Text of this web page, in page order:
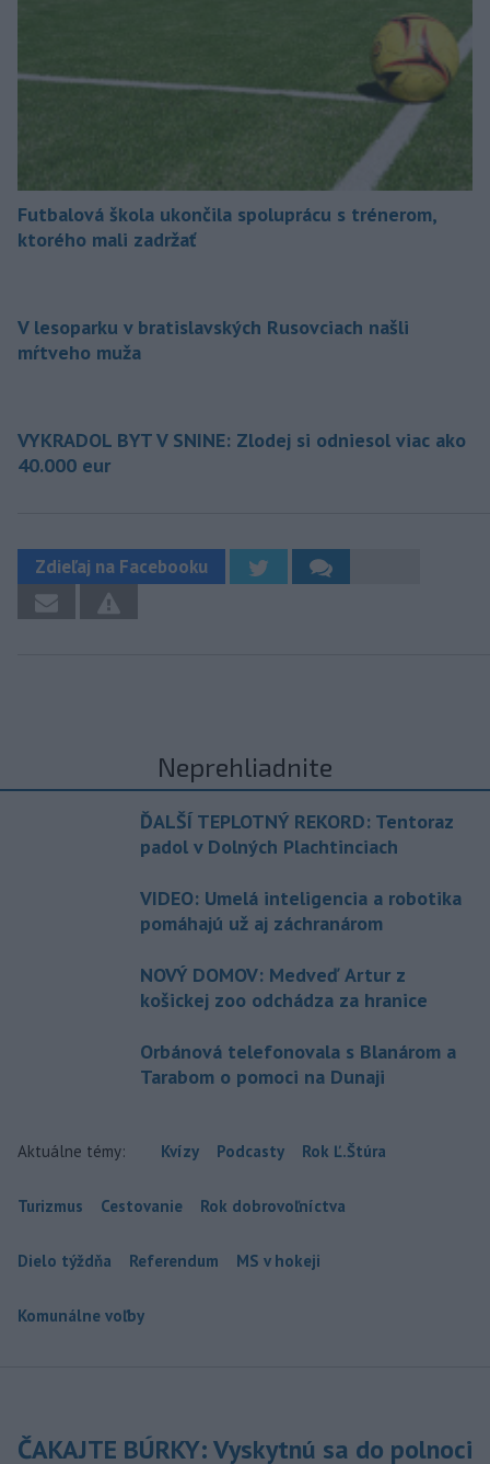
Futbalová škola ukončila spoluprácu s trénerom,
ktorého mali zadržať
V lesoparku v bratislavských Rusovciach našli
mŕtveho muža
VYKRADOL BYT V SNINE: Zlodej si odniesol viac ako
40.000 eur
Zdieľaj na Facebooku
Neprehliadnite
ĎALŠÍ TEPLOTNÝ REKORD: Tentoraz
padol v Dolných Plachtinciach
VIDEO: Umelá inteligencia a robotika
pomáhajú už aj záchranárom
NOVÝ DOMOV: Medveď Artur z
košickej zoo odchádza za hranice
Orbánová telefonovala s Blanárom a
Tarabom o pomoci na Dunaji
Aktuálne témy: Kvízy Podcasty Rok Ľ.Štúra
Turizmus Cestovanie Rok dobrovoľníctva
Dielo týždňa Referendum MS v hokeji
Komunálne voľby
ČAKAJTE BÚRKY: Vyskytnú sa do polnoci